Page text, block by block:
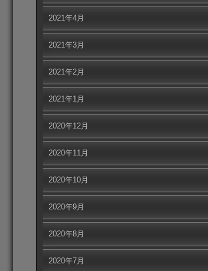
2021年4月
2021年3月
2021年2月
2021年1月
2020年12月
2020年11月
2020年10月
2020年9月
2020年8月
2020年7月